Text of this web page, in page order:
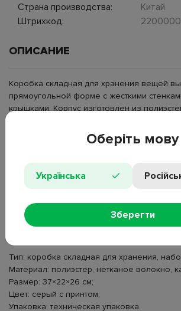
Страна производства:
Китай
Штрихкод:
ОПИСАНИЕ
Коробка складная для хранения вещей
прямоугольной форме с жесткими
крышками. Корпус изготовлен из
формируют устойчивую конструкцию.
оформлена геометрическим ромбовидным
выдвижения. Крышка закрывает
фиксируется в закрытом положении.
коробок используется для размещения
других бытовых предметов в шкафу, на
Тип: коробка складная для хранения,
Материал: полиэстер, нетканое волокно,
Размер: 37×22×26 см;
Цвет: серый с принтом;
Упаковка: техническая упаковка.
Оберіть мову
Українська
Зберегти